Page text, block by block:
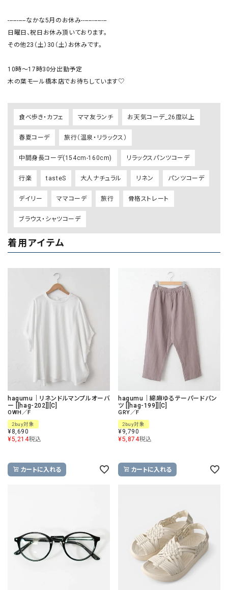
----------なかな5月のお休み--------------
日曜日、祝日お休み頂いております。
その他23（土）30（土）お休みです。
10時〜17時30分出勤予定
木の葉モール橋本店でお待ちしています♡
食べ歩き・カフェ ママ友ランチ お天気コーデ_26度以上
春夏コーデ 旅行（温泉・リラックス）
中間身長コーデ(154cm-160cm) リラックスパンツコーデ
行楽 tasteS 大人ナチュラル リネン パンツコーデ
デイリー ママコーデ 旅行 骨格ストレート
ブラウス・シャツコーデ
着用アイテム
hagumu｜リネンドルマンプルオーバ
ー [[hag-202]][C]
OWH／F
2buy対象
¥8,690
¥5,214税込
カートに入れる
hagumu｜綿麻ゆるテーパードパン
ツ [[hag-199]][C]
GRY／F
2buy対象
¥9,790
¥5,874税込
カートに入れる